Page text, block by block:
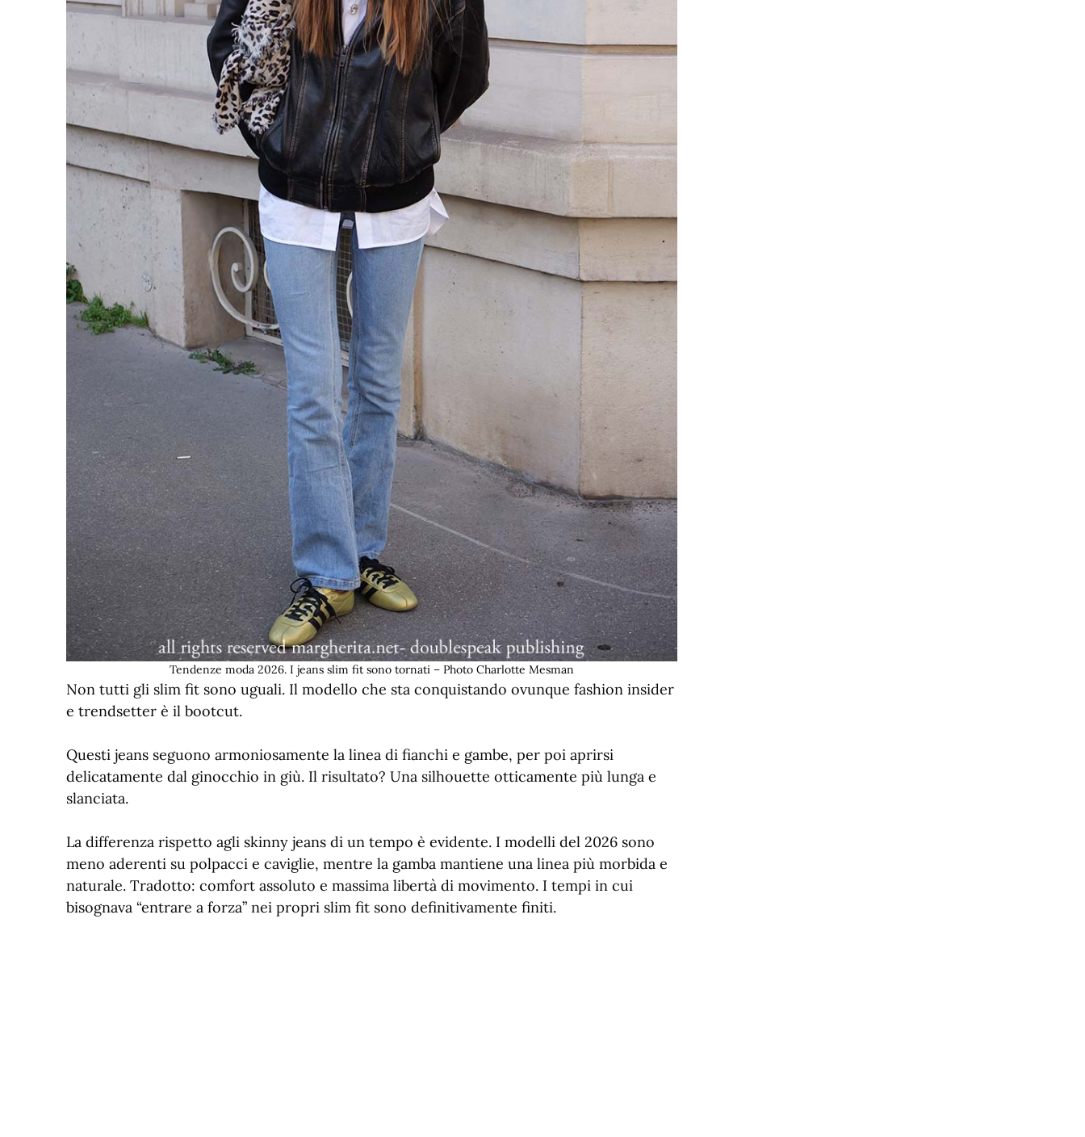
Tendenze moda 2026. I jeans slim fit sono tornati – Photo Charlotte Mesman
Non tutti gli slim fit sono uguali. Il modello che sta conquistando ovunque fashion insider
e trendsetter è il bootcut.
Questi jeans seguono armoniosamente la linea di fianchi e gambe, per poi aprirsi
delicatamente dal ginocchio in giù. Il risultato? Una silhouette otticamente più lunga e
slanciata.
La differenza rispetto agli skinny jeans di un tempo è evidente. I modelli del 2026 sono
meno aderenti su polpacci e caviglie, mentre la gamba mantiene una linea più morbida e
naturale. Tradotto: comfort assoluto e massima libertà di movimento. I tempi in cui
bisognava “entrare a forza” nei propri slim fit sono definitivamente finiti.